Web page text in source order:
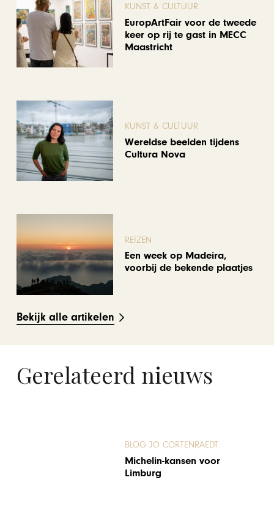
KUNST & CULTUUR
EuropArtFair voor de tweede
keer op rij te gast in MECC
Maastricht
KUNST & CULTUUR
Wereldse beelden tijdens
Cultura Nova
REIZEN
Een week op Madeira,
voorbij de bekende plaatjes
Bekijk alle artikelen
Gerelateerd nieuws
BLOG JO CORTENRAEDT
Michelin-kansen voor
Limburg